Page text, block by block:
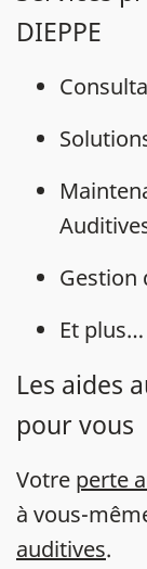
DIEPPE
Gestion
Et plus…
Les aides
pour vous
Votre perte
à vous-
auditives.